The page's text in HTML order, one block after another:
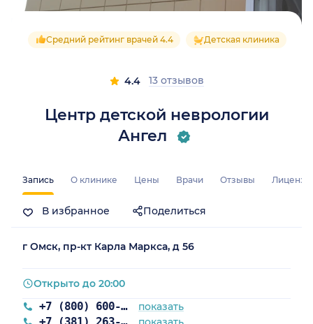
Центр детской неврологии
Ангел
Средний рейтинг врачей 4.4 Детская клиника
4.4 13 отзывов
Запись О клинике Цены Врачи Отзывы
В избранное Поделиться
г Омск, пр-кт Карла Маркса, д 56
+7 (800) 600-97-73 показать
Открыто до 20:00